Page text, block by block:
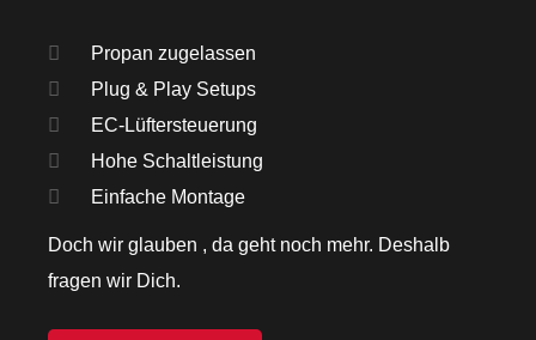
Propan zugelassen
Plug & Play Setups
EC-Lüftersteuerung
Hohe Schaltleistung
Einfache Montage
Doch wir glauben , da geht noch mehr. Deshalb
fragen wir Dich.